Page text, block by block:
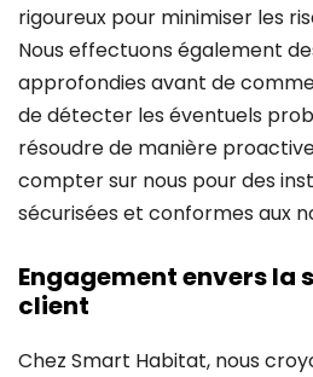
rigoureux pour minimiser les
Nous effectuons également
approfondies avant de
de détecter les éventuels
résoudre de manière
compter sur nous pour des
sécurisées et conformes aux
Engagement envers la
client
Chez Smart Habitat, nous